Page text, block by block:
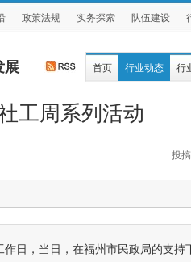
政策法规 实务探索 队伍建设
展 首页 行业动态 行
工周系列活动
投搞
日，当日，在福州市民政局的支